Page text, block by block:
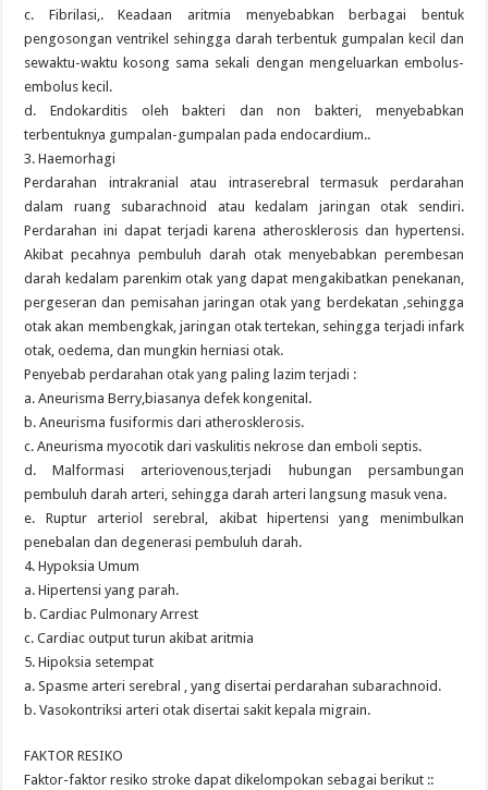
c. Fibrilasi,. Keadaan aritmia menyebabkan berbagai bentuk
pengosongan ventrikel sehingga darah terbentuk gumpalan kecil dan
sewaktu-waktu kosong sama sekali dengan mengeluarkan embolus-
embolus kecil.
d. Endokarditis oleh bakteri dan non bakteri, menyebabkan
terbentuknya gumpalan-gumpalan pada endocardium..
3. Haemorhagi
Perdarahan intrakranial atau intraserebral termasuk perdarahan
dalam ruang subarachnoid atau kedalam jaringan otak sendiri.
Perdarahan ini dapat terjadi karena atherosklerosis dan hypertensi.
Akibat pecahnya pembuluh darah otak menyebabkan perembesan
darah kedalam parenkim otak yang dapat mengakibatkan penekanan,
pergeseran dan pemisahan jaringan otak yang berdekatan ,sehingga
otak akan membengkak, jaringan otak tertekan, sehingga terjadi infark
otak, oedema, dan mungkin herniasi otak.
Penyebab perdarahan otak yang paling lazim terjadi :
a. Aneurisma Berry,biasanya defek kongenital.
b. Aneurisma fusiformis dari atherosklerosis.
c. Aneurisma myocotik dari vaskulitis nekrose dan emboli septis.
d. Malformasi arteriovenous,terjadi hubungan persambungan
pembuluh darah arteri, sehingga darah arteri langsung masuk vena.
e. Ruptur arteriol serebral, akibat hipertensi yang menimbulkan
penebalan dan degenerasi pembuluh darah.
4. Hypoksia Umum
a. Hipertensi yang parah.
b. Cardiac Pulmonary Arrest
c. Cardiac output turun akibat aritmia
5. Hipoksia setempat
a. Spasme arteri serebral , yang disertai perdarahan subarachnoid.
b. Vasokontriksi arteri otak disertai sakit kepala migrain.
FAKTOR RESIKO
Faktor-faktor resiko stroke dapat dikelompokan sebagai berikut ::